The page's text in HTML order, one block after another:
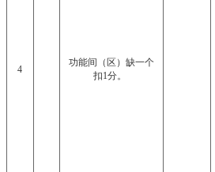
4
功能间（区）缺一个
扣1分。